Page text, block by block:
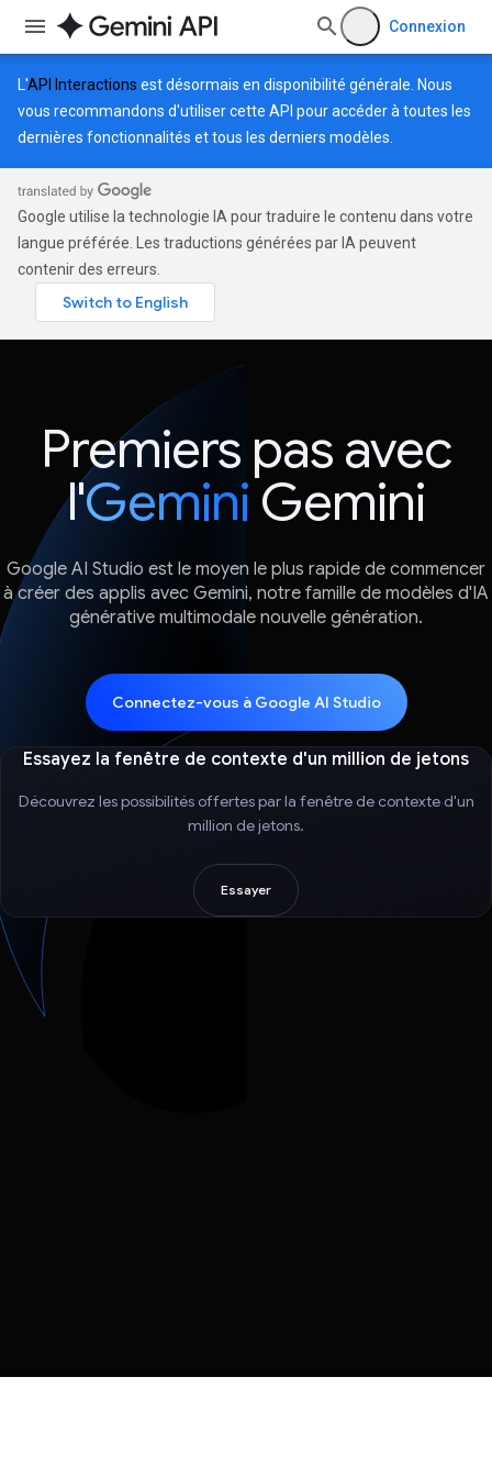
Connexion
L'API Interactions est désormais en disponibilité générale. Nous
vous recommandons d'utiliser cette API pour accéder à toutes les
dernières fonctionnalités et tous les derniers modèles.
Google utilise la technologie IA pour traduire le contenu dans votre
langue préférée. Les traductions générées par IA peuvent
contenir des erreurs.
Premiers pas avec
l'Gemini Gemini
Google AI Studio est le moyen le plus rapide de commencer
à créer des applis avec Gemini, notre famille de modèles d'IA
générative multimodale nouvelle génération.
Connectez-vous à Google AI Studio
Essayez la fenêtre de contexte d'un million de jetons
Découvrez les possibilités offertes par la fenêtre de contexte d'un
million de jetons.
Essayer